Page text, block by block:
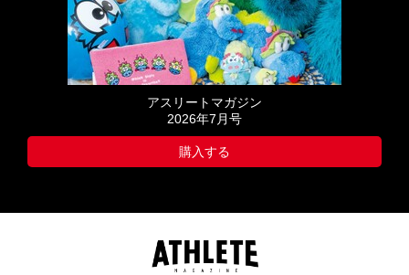
アスリートマガジン
2026年7月号
購入する